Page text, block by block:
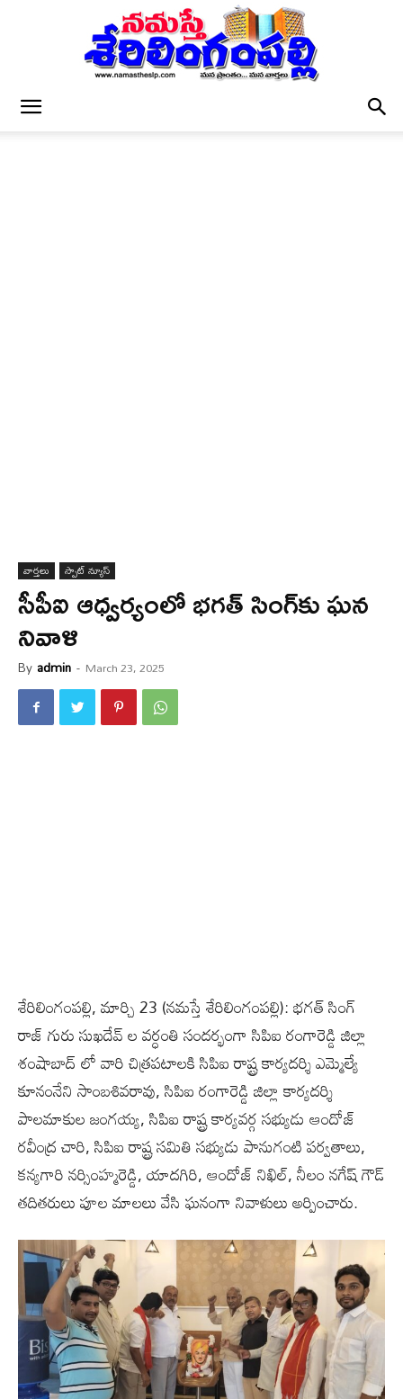
వార్త‌లు స్పాట్ న్యూస్
సీపీఐ ఆధ్వ‌ర్యంలో భ‌గ‌త్ సింగ్‌కు ఘ‌న
నివాళి
By admin - March 23, 2025
శేరిలింగంపల్లి, మార్చి 23 (న‌మ‌స్తే శేరిలింగంపల్లి): భగత్ సింగ్
రాజ్ గురు సుఖదేవ్ ల వర్ధంతి సందర్భంగా సిపిఐ రంగారెడ్డి జిల్లా
శంషాబాద్ లో వారి చిత్రపటాల‌కి సిపిఐ రాష్ట్ర కార్యదర్శి ఎమ్మెల్యే
కూనంనేని సాంబశివరావు, సిపిఐ రంగారెడ్డి జిల్లా కార్యదర్శి
పాలమాకుల జంగయ్య, సిపిఐ రాష్ట్ర కార్యవర్గ సభ్యుడు ఆందోజ్
రవీంద్ర చారి, సిపిఐ రాష్ట్ర సమితి సభ్యుడు పానుగంటి పర్వతాలు,
కన్యగారి నర్సింహ్మరెడ్డి, యాదగిరి, ఆందోజ్ నిఖిల్, నీలం నగేష్ గౌడ్
తదితరులు పూల మాల‌లు వేసి ఘ‌నంగా నివాళులు అర్పించారు.